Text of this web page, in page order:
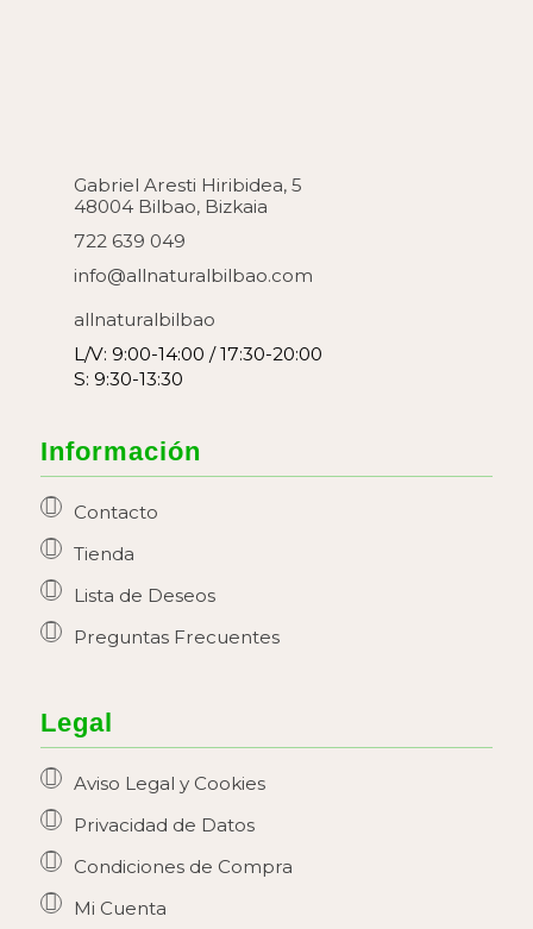
Gabriel Aresti Hiribidea, 5
48004 Bilbao, Bizkaia
722 639 049
info@allnaturalbilbao.com
allnaturalbilbao
L/V: 9:00-14:00 / 17:30-20:00
S: 9:30-13:30
Información
Contacto
Tienda
Lista de Deseos
Preguntas Frecuentes
Legal
Aviso Legal y Cookies
Privacidad de Datos
Condiciones de Compra
Mi Cuenta